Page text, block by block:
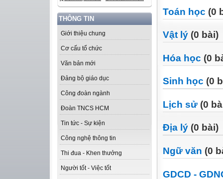
THÔNG TIN
Giới thiệu chung
Cơ cấu tổ chức
Văn bản mới
Đảng bộ giáo dục
Công đoàn ngành
Đoàn TNCS HCM
Tin tức - Sự kiện
Công nghệ thông tin
Thi đua - Khen thưởng
Người tốt - Việc tốt
Toán học (0
Vật lý (0 bài)
Hóa học (0
Sinh học (0
Lịch sử (0
Địa lý (0 bài)
Ngữ văn (0
GDCD -